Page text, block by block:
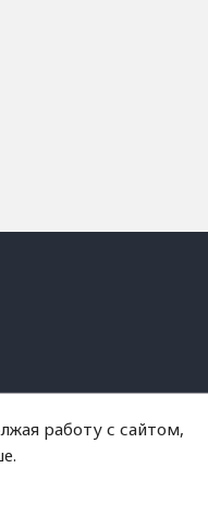
работу с сайтом,